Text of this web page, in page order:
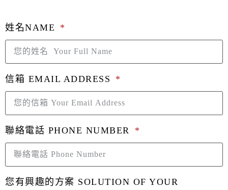
姓名NAME
信箱 EMAIL ADDRESS
聯絡電話 PHONE NUMBER
您有興趣的方案 SOLUTION OF YOUR